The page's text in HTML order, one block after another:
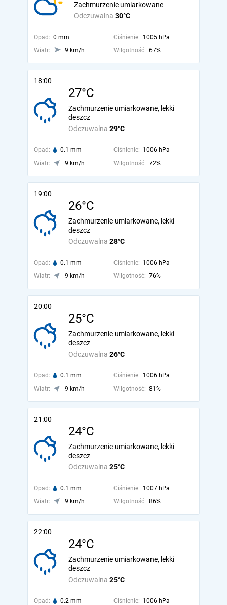
Odczuwalna 30°C
Zachmurzenie umiarkowane
Opad: 0 mm Ciśnienie: 1005 hPa
Wiatr:
9 km/h Wilgotność: 67%
18:00
27°C
Odczuwalna 29°C
Zachmurzenie umiarkowane, lekki
deszcz
Opad: 0.1 mm Ciśnienie: 1006 hPa
Wiatr:
9 km/h Wilgotność: 72%
19:00
26°C
Odczuwalna 28°C
Zachmurzenie umiarkowane, lekki
deszcz
Opad: 0.1 mm Ciśnienie: 1006 hPa
Wiatr:
9 km/h Wilgotność: 76%
20:00
25°C
Odczuwalna 26°C
Zachmurzenie umiarkowane, lekki
deszcz
Opad: 0.1 mm Ciśnienie: 1006 hPa
Wiatr:
9 km/h Wilgotność: 81%
21:00
24°C
Odczuwalna 25°C
Zachmurzenie umiarkowane, lekki
deszcz
Opad: 0.1 mm Ciśnienie: 1007 hPa
Wiatr:
9 km/h Wilgotność: 86%
22:00
24°C
Odczuwalna 25°C
Zachmurzenie umiarkowane, lekki
deszcz
Opad: 0.2 mm Ciśnienie: 1006 hPa